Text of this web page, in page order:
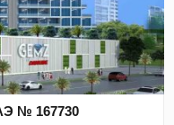
№ 167730